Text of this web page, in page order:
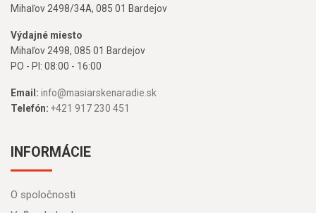
Mihaľov 2498/34A, 085 01 Bardejov
Výdajné miesto
Mihaľov 2498, 085 01 Bardejov
PO - PI: 08:00 - 16:00
Email: info@masiarskenaradie.sk
Telefón: +421 917 230 451
INFORMÁCIE
O spoločnosti